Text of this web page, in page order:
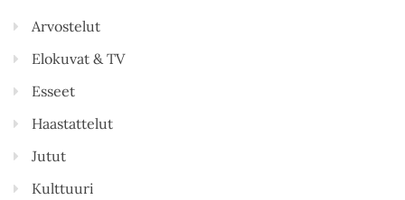
Arvostelut
Elokuvat & TV
Esseet
Haastattelut
Jutut
Kulttuuri